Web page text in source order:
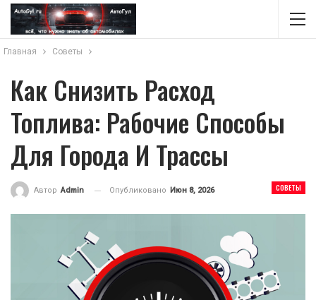
Главная Советы
Как Снизить Расход
Топлива: Рабочие Способы
Для Города И Трассы
СОВЕТЫ
Автор Admin Опубликовано Июн 8, 2026